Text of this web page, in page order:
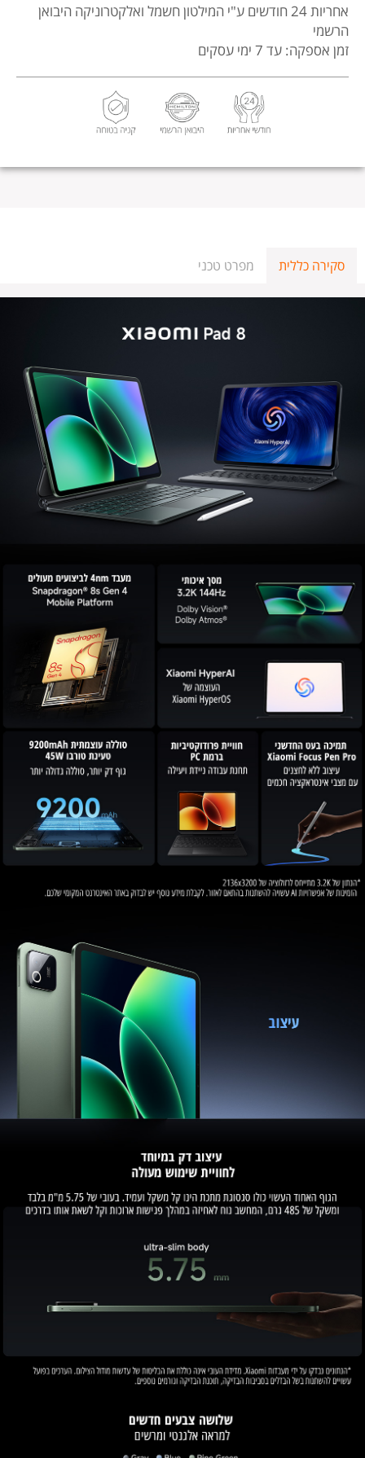
אחריות 24 חודשים
ע"י המילטון חשמל ואלקטרוניקה היבואן
הרשמי
זמן אספקה: עד 7 ימי עסקים
סקירה כללית מפרט טכני